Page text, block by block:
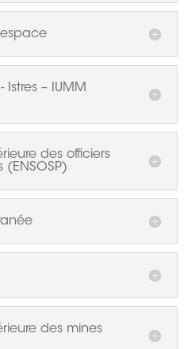
– IUMM
des officiers
des mines